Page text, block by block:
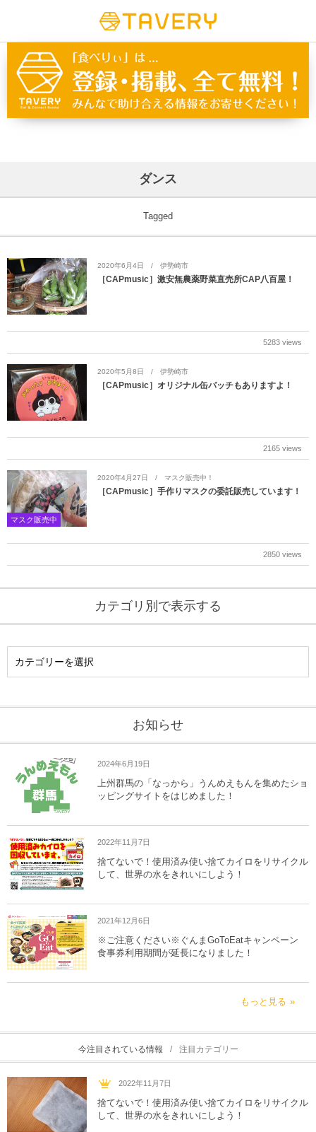
ダンス
Tagged
2020年6月4日 伊勢崎市
［CAPmusic］激安無農薬野菜直売所CAP八百屋！
5283 views
2020年5月8日 伊勢崎市
［CAPmusic］オリジナル缶バッチもありますよ！
2165 views
マスク販売中
2020年4月27日 マスク販売中！
［CAPmusic］手作りマスクの委託販売しています！
2850 views
カテゴリ別で表示する
お知らせ
2024年6月19日
上州群馬の「なっから」うんめえもんを集めたショ
ッピングサイトをはじめました！
2022年11月7日
捨てないで！使用済み使い捨てカイロをリサイクル
して、世界の水をきれいにしよう！
2021年12月6日
※ご注意ください※ぐんまGoToEatキャンペーン
食事券利用期間が延長になりました！
もっと見る
今注目されている情報 注目カテゴリー
2022年11月7日
捨てないで！使用済み使い捨てカイロをリサイクル
して、世界の水をきれいにしよう！